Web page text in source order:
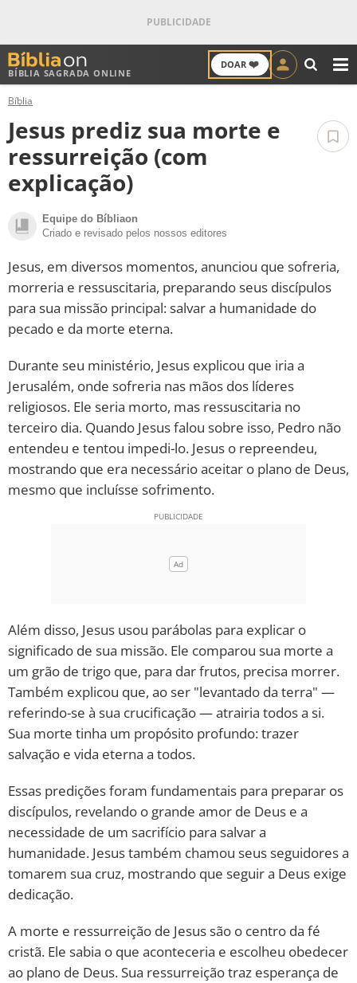
BÍBLIA SAGRADA ONLINE
DOAR ❤️
ANTIGO TESTAMENTO
NOVO TESTAMENTO
VERSÍCULOS
VERSÍCULO DO DIA
PALAVRA DO DIA
SALMO DO DIA
10 MANDAMENTOS
ESTUDOS BÍBLICOS
ESBOÇOS DE PREGAÇÃO
QUEM SOMOS
LOJA BÍBLIAON
Bíblia
Jesus prediz sua morte e
ressurreição (com
explicação)
Equipe do Bíbliaon
Criado e revisado pelos nossos editores
Jesus, em diversos momentos, anunciou que sofreria,
morreria e ressuscitaria, preparando seus discípulos
para sua missão principal: salvar a humanidade do
pecado e da morte eterna.
Durante seu ministério, Jesus explicou que iria a
Jerusalém, onde sofreria nas mãos dos líderes
religiosos. Ele seria morto, mas ressuscitaria no
terceiro dia. Quando Jesus falou sobre isso, Pedro não
entendeu e tentou impedi-lo. Jesus o repreendeu,
mostrando que era necessário aceitar o plano de Deus,
mesmo que incluísse sofrimento.
Além disso, Jesus usou parábolas para explicar o
significado de sua missão. Ele comparou sua morte a
um grão de trigo que, para dar frutos, precisa morrer.
Também explicou que, ao ser "levantado da terra" —
referindo-se à sua crucificação — atrairia todos a si.
Sua morte tinha um propósito profundo: trazer
salvação e vida eterna a todos.
Essas predições foram fundamentais para preparar os
discípulos, revelando o grande amor de Deus e a
necessidade de um sacrifício para salvar a
humanidade. Jesus também chamou seus seguidores a
tomarem sua cruz, mostrando que seguir a Deus exige
dedicação.
A morte e ressurreição de Jesus são o centro da fé
cristã. Ele sabia o que aconteceria e escolheu obedecer
ao plano de Deus. Sua ressurreição traz esperança de